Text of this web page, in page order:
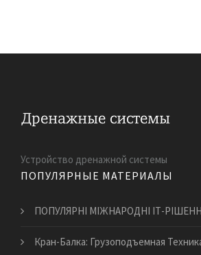
Устройство дренажной системы
ПОПУЛЯРНЫЕ МАТЕРИАЛЫ
ПОПУЛЯРНІ МІЖНАРОДНІ ІТ-
Кран-Балка: Грузоподъемная